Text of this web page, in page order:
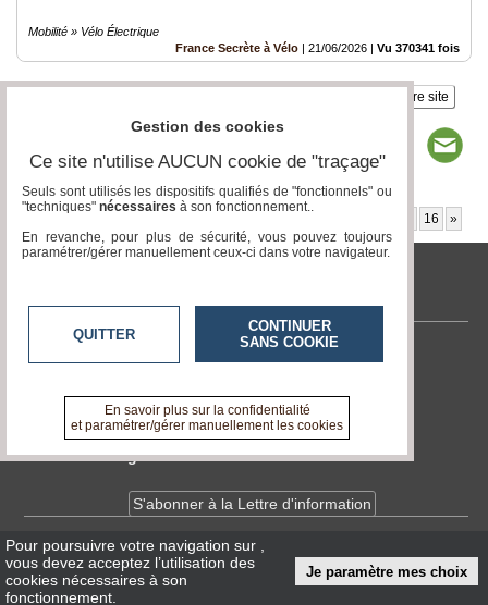
Mobilité » Vélo Électrique
France Secrète à Vélo | 21/06/2026 | Vu 370341 fois
Insérez sur votre site
Page 1 / 57 16 »
tvlocale.fr
Contactez-nous
A propos de tvlocale.fr
Devenir délégué
S'abonner à la Lettre d'information
InfosCNIL/RGPD
Conditions Générales d'Utilisation
Pour poursuivre votre navigation sur
vous devez acceptez l’utilisation des
cookies nécessaires à son
fonctionnement.
Je paramètre mes choix
Gestion des cookies
Ce site n'utilise AUCUN cookie de "traçage"
Seuls sont utilisés les dispositifs qualifiés de "fonctionnels" ou
"techniques" nécessaires à son fonctionnement..
En revanche, pour plus de sécurité, vous pouvez toujours
paramétrer/gérer manuellement ceux-ci dans votre navigateur.
QUITTER
CONTINUER
SANS COOKIE
En savoir plus sur la confidentialité
et paramétrer/gérer manuellement les cookies